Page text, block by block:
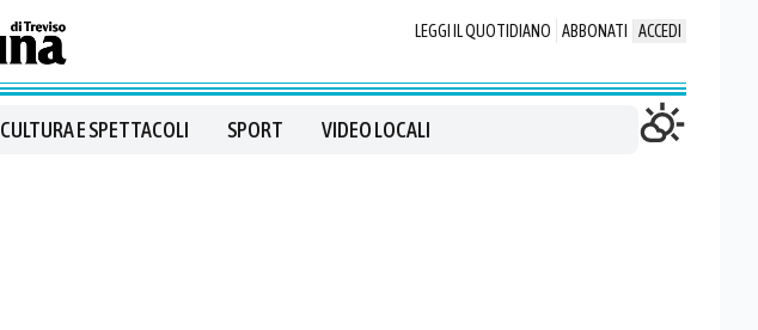
LEGGI IL QUOTIDIANO ABBONATI ACCEDI
CULTURA E SPETTACOLI SPORT VIDEO LOCALI